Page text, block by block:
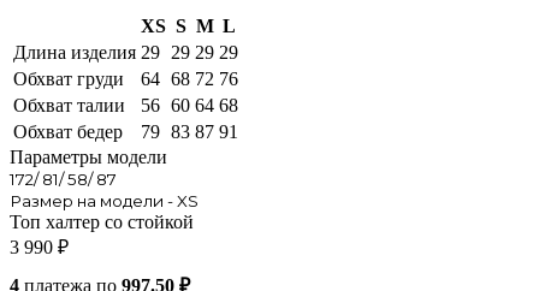
XS S M L
Длина изделия 29 29 29 29
Обхват груди
64 68 72 76
Обхват талии
56 60 64 68
Обхват бедер
79 83 87 91
Параметры модели
172/ 81/ 58/ 87
Размер на модели - XS
Топ халтер со стойкой
3 990 ₽
4 платежа по 997.50 ₽